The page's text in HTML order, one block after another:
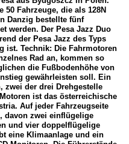
50 Fahrzeuge, die als 128N
Danzig bestellte fünf
werden. Der Pesa Jazz Duo
der Pesa Jazz des Typs
ist. Technik: Die Fahrmotoren
Rad an, kommen so
die Fußbodenhöhe von
gewährleisten soll. Ein
zwei der drei Drehgestelle
ist das österreichische
Auf jeder Fahrzeugseite
davon zwei einflügelige
und vier doppelflügelige
eine Klimaanlage und ein